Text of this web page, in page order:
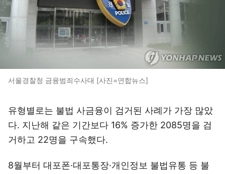
서울경찰청 금융범죄수사대 [사진=연합뉴스]
유형별로는 불법 사금융이 검거된 사례가 가장 많았
다. 지난해 같은 기간보다 16% 증가한 2085명을 검
거하고 22명을 구속했다.
8월부터 대포폰·대포통장·개인정보 불법유통 등 불